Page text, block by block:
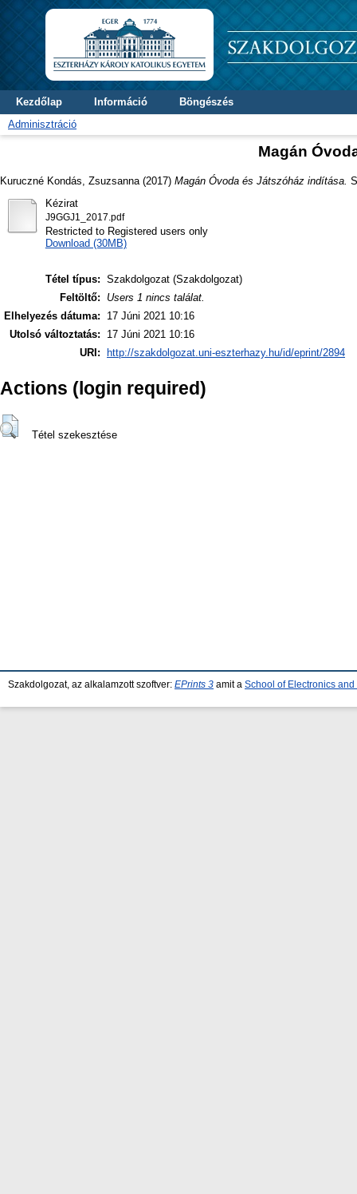
Kezdőlap Információ
Böngészés
Adminisztráció
Magán
Kuruczné Kondás, Zsuzsanna (2017) Magán Óvoda és Játszóház indítása.
Kézirat
J9GGJ1_2017.pdf
Restricted to Registered users only
Download (30MB)
Tétel típus: Szakdolgozat (Szakdolgozat)
Feltöltő:
Users 1 nincs találat.
Elhelyezés dátuma:
17 Júni 2021 10:16
Utolsó változtatás:
17 Júni 2021 10:16
URI:
http://szakdolgozat.uni-eszterhazy.hu/id/eprint/2894
Actions (login required)
Tétel szekesztése
Szakdolgozat, az alkalamzott szoftver: EPrints 3 amit a School of Electronics